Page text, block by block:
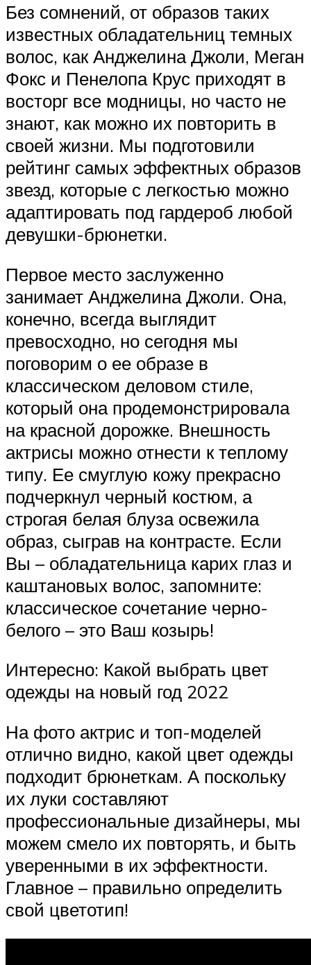
Без сомнений, от образов таких
известных обладательниц темных
волос, как Анджелина Джоли, Меган
Фокс и Пенелопа Крус приходят в
восторг все модницы, но часто не
знают, как можно их повторить в
своей жизни. Мы подготовили
рейтинг самых эффектных образов
звезд, которые с легкостью можно
адаптировать под гардероб любой
девушки-брюнетки.
Первое место заслуженно
занимает Анджелина Джоли. Она,
конечно, всегда выглядит
превосходно, но сегодня мы
поговорим о ее образе в
классическом деловом стиле,
который она продемонстрировала
на красной дорожке. Внешность
актрисы можно отнести к теплому
типу. Ее смуглую кожу прекрасно
подчеркнул черный костюм, а
строгая белая блуза освежила
образ, сыграв на контрасте. Если
Вы – обладательница карих глаз и
каштановых волос, запомните:
классическое сочетание черно-
белого – это Ваш козырь!
Интересно: Какой выбрать цвет
одежды на новый год 2022
На фото актрис и топ-моделей
отлично видно, какой цвет одежды
подходит брюнеткам. А поскольку
их луки составляют
профессиональные дизайнеры, мы
можем смело их повторять, и быть
уверенными в их эффектности.
Главное – правильно определить
свой цветотип!